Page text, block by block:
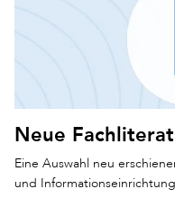
Neue
Eine Auswahl neu
und